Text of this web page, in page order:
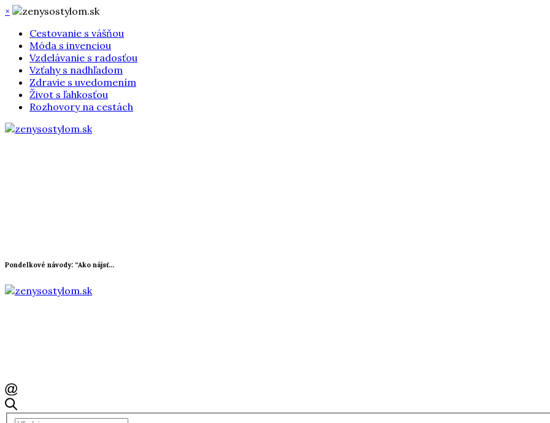
×
Cestovanie s vášňou
Móda s invenciou
Vzdelávanie s radosťou
Vzťahy s nadhľadom
Zdravie s uvedomením
Život s ľahkosťou
Rozhovory na cestách
Pondelkové návody: “Ako nájsť...